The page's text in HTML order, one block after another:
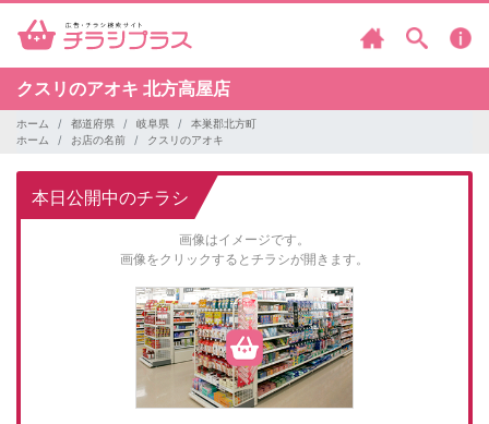
クスリのアオキ 北方高屋店
ホーム 都道府県 岐阜県
本巣郡北方町
ホーム
お店の名前 クスリのアオキ
本日公開中のチラシ
画像はイメージです。
画像をクリックするとチラシが開きます。